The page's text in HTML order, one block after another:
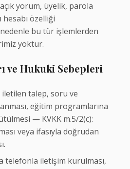
yorum, üyelik, parola
hesabı özelliği
bu tür işlemlerden
yoktur.
ve Hukuki Sebepleri
iletilen talep, soru ve
eğitim programlarına
— KVKK m.5/2(c):
veya ifasıyla doğrudan
telefonla iletişim kurulması,